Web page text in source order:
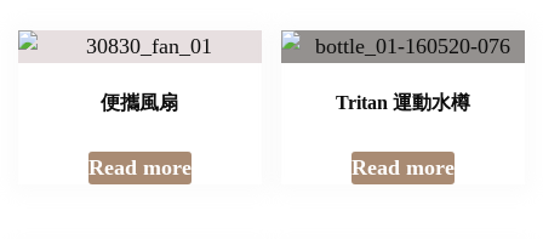
便攜風扇
Read more
Tritan 運動水樽
Read more